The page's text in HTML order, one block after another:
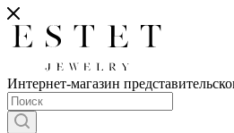
Интернет-магазин